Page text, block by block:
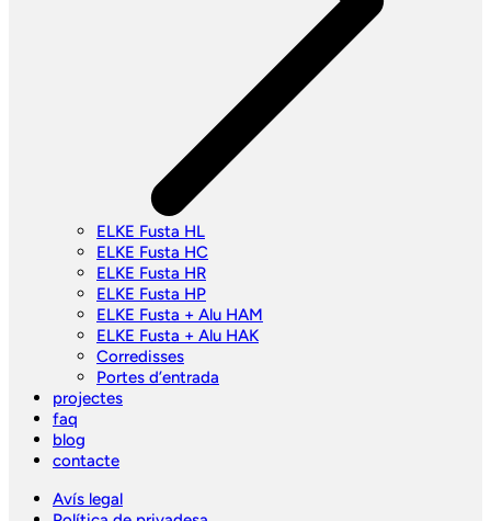
ELKE Fusta HL
ELKE Fusta HC
ELKE Fusta HR
ELKE Fusta HP
ELKE Fusta + Alu HAM
ELKE Fusta + Alu HAK
Corredisses
Portes d’entrada
projectes
faq
blog
contacte
Avís legal